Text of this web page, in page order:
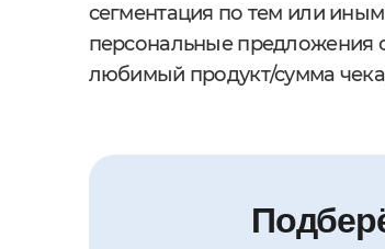
сегментация по тем или иным
персональные предложения
любимый продукт/сумма